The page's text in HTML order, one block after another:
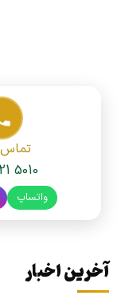
تماس
5010
واتساپ
آخرین اخبار